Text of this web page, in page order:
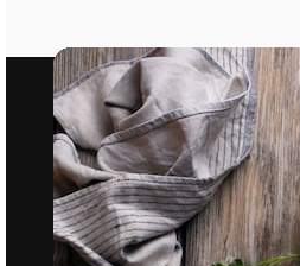
Видео
Видеоролик
Моушн-дизайн
Видеошаблоны
Иконки
3D-модели
Шрифты
Креативная
ваших лучших
подписчиков среди